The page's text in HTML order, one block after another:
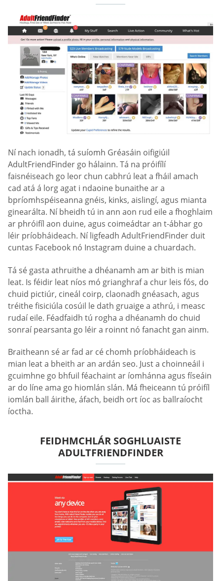
Ní nach ionadh, tá suíomh Gréasáin oifigiúil
AdultFriendFinder go hálainn. Tá na próifílí
faisnéiseach go leor chun cabhrú leat a fháil amach
cad atá á lorg agat i ndaoine bunaithe ar a
bpríomhspéiseanna gnéis, kinks, aislingí, agus mianta
ginearálta. Ní bheidh tú in ann aon rud eile a fhoghlaim
ar phróifíl aon duine, agus coimeádtar an t-ábhar go
léir príobháideach. Ní ligfeadh AdultFriendFinder duit
cuntas Facebook nó Instagram duine a chuardach.
Tá sé gasta athruithe a dhéanamh am ar bith is mian
leat. Is féidir leat níos mó grianghraf a chur leis fós, do
chuid pictiúr, cineál coirp, claonadh gnéasach, agus
tréithe fisiciúla cosúil le dath gruaige a athrú, i measc
rudaí eile. Féadfaidh tú rogha a dhéanamh do chuid
sonraí pearsanta go léir a roinnt nó fanacht gan ainm.
Braitheann sé ar fad ar cé chomh príobháideach is
mian leat a bheith ar an ardán seo. Just a choinneáil i
gcuimhne go bhfuil féachaint ar íomhánna agus físeáin
ar do líne ama go hiomlán slán. Má fheiceann tú próifíl
iomlán ball áirithe, áfach, beidh ort íoc as ballraíocht
íoctha.
FEIDHMCHLÁR SOGHLUAISTE
ADULTFRIENDFINDER